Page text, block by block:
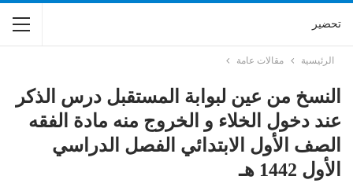
تحضير
الرئيسية مقالات عامة
النسخ من عين لبوابة المستقبل درس الذكر
عند دخول الخلاء و الخروج منه مادة الفقه
الصف الأول الابتدائي الفصل الدراسي
الأول 1442 هـ